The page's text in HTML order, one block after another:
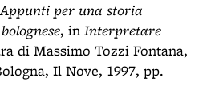
Appunti per una storia
, in Interpretare
di Massimo Tozzi Fontana,
Il Nove, 1997, pp.